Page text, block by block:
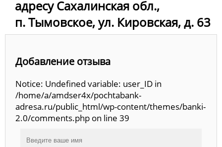
адресу Сахалинская обл.,
п. Тымовское, ул. Кировская, д. 63
Добавление отзыва
Notice: Undefined variable: user_ID in
/home/a/amdser4x/pochtabank-
adresa.ru/public_html/wp-content/themes/banki-
2.0/comments.php on line 39